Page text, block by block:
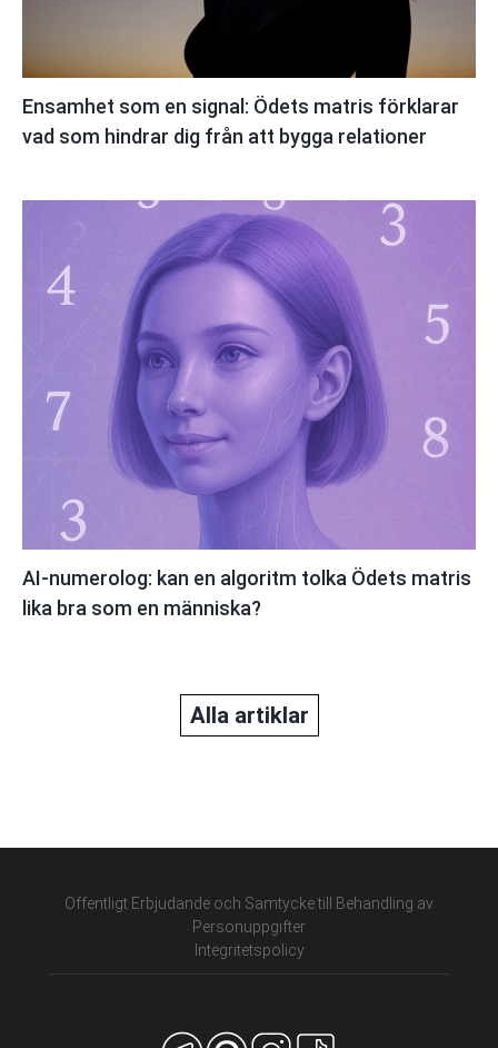
Ensamhet som en signal: Ödets matris förklarar
vad som hindrar dig från att bygga relationer
AI-numerolog: kan en algoritm tolka Ödets matris
lika bra som en människa?
Alla artiklar
Offentligt Erbjudande och Samtycke till Behandling av
Personuppgifter
Integritetspolicy